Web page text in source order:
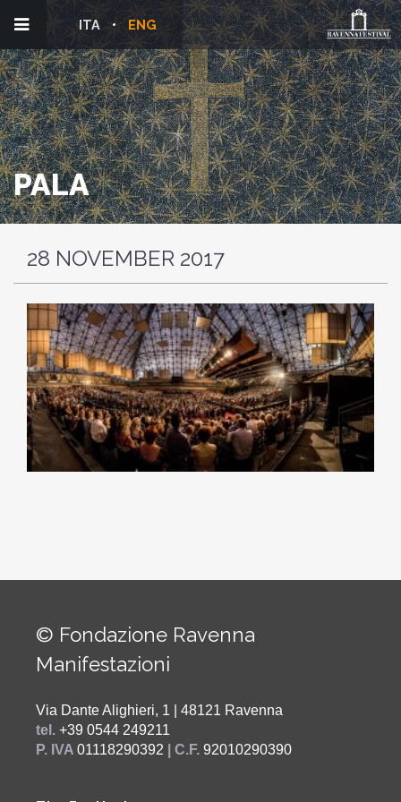
ENG
ITA
PALA
28 NOVEMBER 2017
© Fondazione Ravenna
Manifestazioni
Via Dante Alighieri, 1 | 48121 Ravenna
tel. +39 0544 249211
P. IVA 01118290392 | C.F. 92010290390